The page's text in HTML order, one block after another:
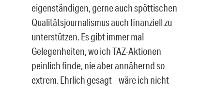
eigenständigen, gerne auch spöttischen
Qualitätsjournalismus auch finanziell zu
unterstützen. Es gibt immer mal
Gelegenheiten, wo ich TAZ-Aktionen
peinlich finde, nie aber annähernd so
extrem. Ehrlich gesagt – wäre ich nicht